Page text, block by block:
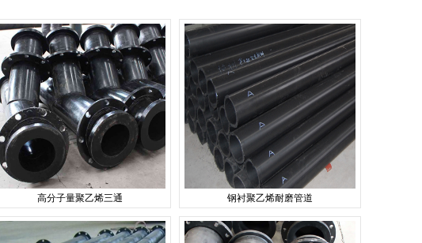
高分子量聚乙烯三通 钢衬聚乙烯耐磨管道